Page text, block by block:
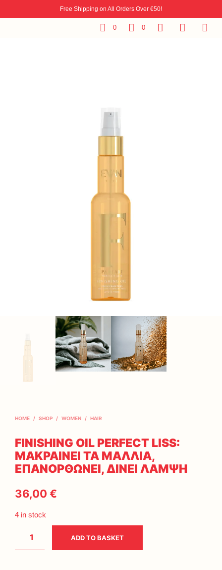
Free Shipping on All Orders Over €50!
0 0
HOME / SHOP / WOMEN / HAIR
FINISHING OIL PERFECT LISS:
ΜΑΚΡΑΙΝΕΙ ΤΑ ΜΑΛΛΙΑ,
ΕΠΑΝΟΡΘΩΝΕΙ, ΔΙΝΕΙ ΛΑΜΨΗ
36,00 €
4 in stock
ADD TO BASKET